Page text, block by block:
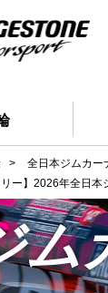
> 全日本ジムカー
リー】2026年全日
ム